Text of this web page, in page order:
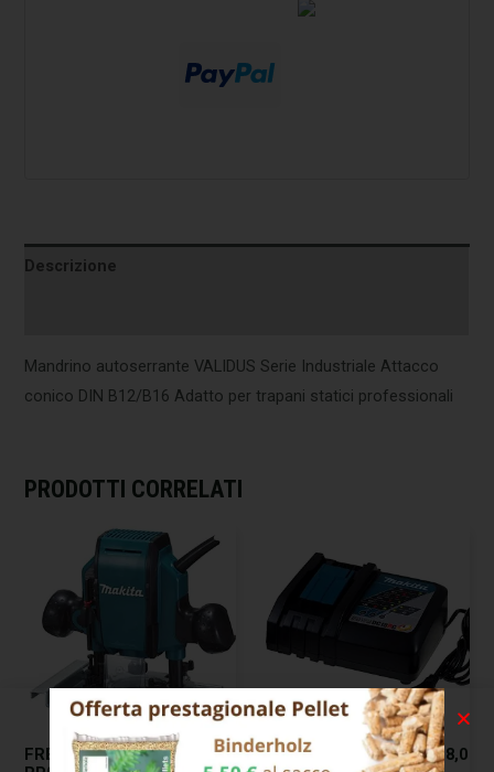
Descrizione
Mandrino autoserrante VALIDUS Serie Industriale Attacco
conico DIN B12/B16 Adatto per trapani statici professionali
PRODOTTI CORRELATI
FRESATRICE VERTICALE
CARICABATTERIE V.7,2/18,0